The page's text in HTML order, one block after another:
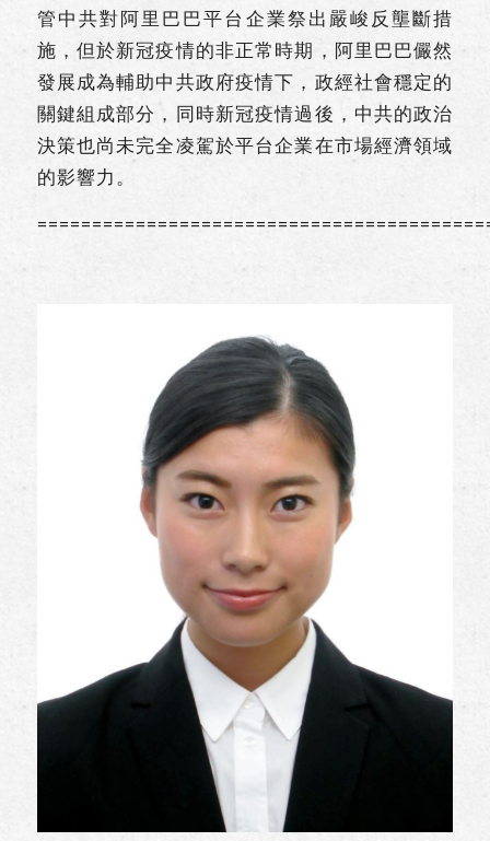
管中共對阿里巴巴平台企業祭出嚴峻反壟斷措
施，但於新冠疫情的非正常時期，阿里巴巴儼然
發展成為輔助中共政府疫情下，政經社會穩定的
關鍵組成部分，同時新冠疫情過後，中共的政治
決策也尚未完全凌駕於平台企業在市場經濟領域
的影響力。